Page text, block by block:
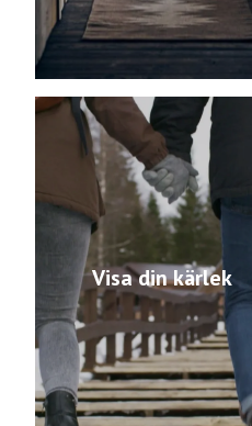
Visa din kärlek